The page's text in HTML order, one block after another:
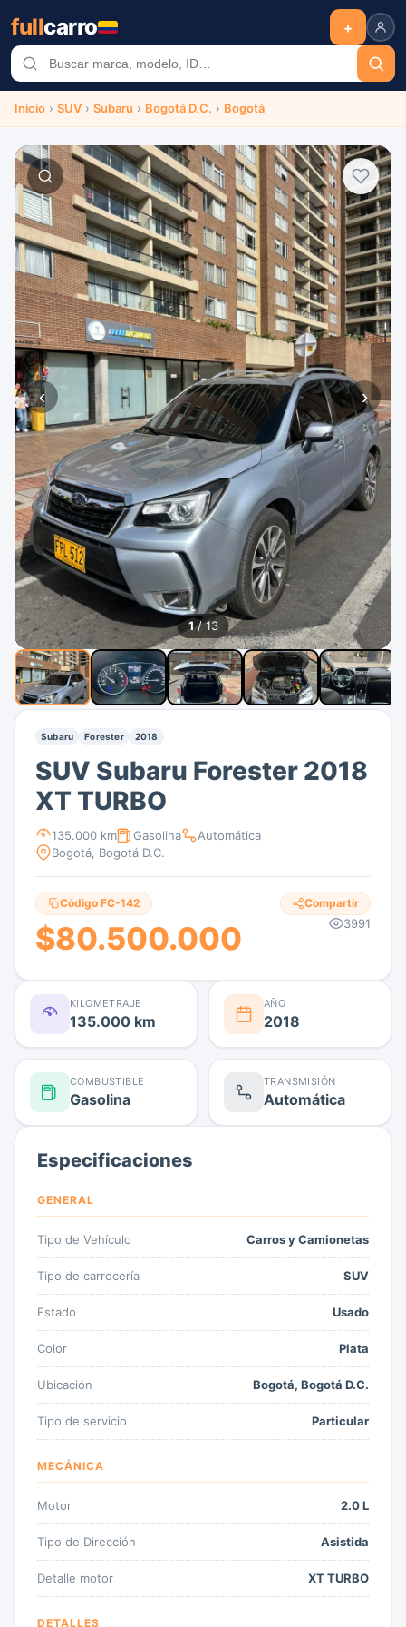
fullcarro +
Inicio › SUV › Subaru › Bogotá D.C. › Bogotá
‹ ›
1/ 13
Subaru Forester 2018
SUV Subaru Forester 2018
XT TURBO
135.000 km Gasolina
Automática
Bogotá, Bogotá D.C.
Código FC-142
$80.500.000
Compartir
3991
KILOMETRAJE
135.000 km
AÑO
2018
COMBUSTIBLE
Gasolina
TRANSMISIÓN
Automática
Especificaciones
GENERAL
Tipo de Vehículo Carros y Camionetas
Tipo de carrocería SUV
Estado Usado
Color Plata
Ubicación Bogotá, Bogotá D.C.
Tipo de servicio Particular
MECÁNICA
Motor 2.0 L
Tipo de Dirección Asistida
Detalle motor XT TURBO
DETALLES